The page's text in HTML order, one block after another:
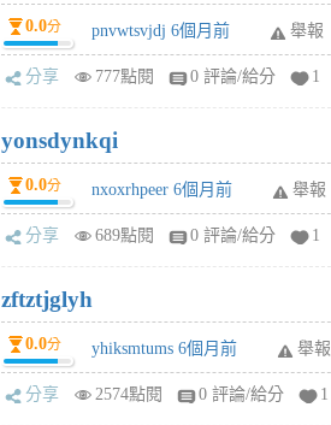
0.0分 pnvwtsvjdj 6個月前 舉報
分享 777點閱 0 評論/給分 1
yonsdynkqi
0.0分 nxoxrhpeer 6個月前 舉報
分享 689點閱 0 評論/給分 1
zftztjglyh
0.0分 yhiksmtums 6個月前 舉報
分享 2574點閱 0 評論/給分 1